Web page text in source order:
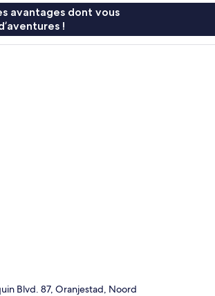
avantages dont vous
!
Blvd. 87, Oranjestad, Noord